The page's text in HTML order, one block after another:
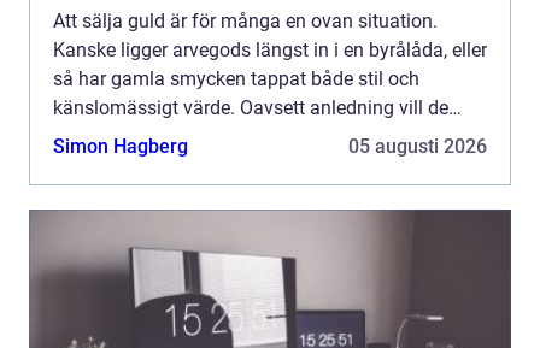
Att sälja guld är för många en ovan situation.
Kanske ligger arvegods längst in i en byrålåda, eller
så har gamla smycken tappat både stil och
känslomässigt värde. Oavsett anledning vill de
flesta ha samma sak: en trygg process, tydlig
Simon Hagberg 05 augusti 2026